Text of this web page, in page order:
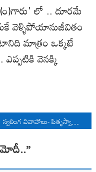
లో .. దూరమే
వెళ్ళిపోయానుజీవితం
మాత్రం ఒక్కటే
వెనక్కి
స్వలింగ వివాహాలు- పితృస్వామిక కుటుంబ వ్యవస్థ
”